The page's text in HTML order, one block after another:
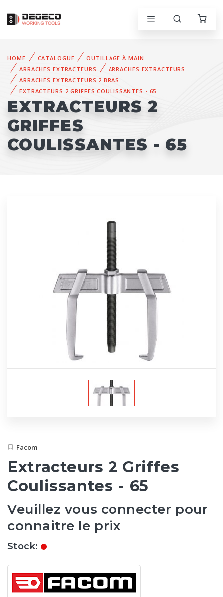
HOME CATALOGUE
OUTILLAGE À MAIN
ARRACHES EXTRACTEURS
ARRACHES EXTRACTEURS
ARRACHES EXTRACTEURS 2 BRAS
EXTRACTEURS 2 GRIFFES COULISSANTES - 65
EXTRACTEURS 2
GRIFFES
COULISSANTES - 65
Facom
Extracteurs 2 Griffes
Coulissantes - 65
Veuillez vous connecter pour
connaitre le prix
Stock: